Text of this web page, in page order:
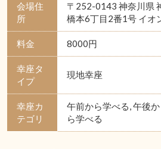
会場住
所
〒252-0143 神奈川県
橋本6丁目2番1号 イオ
料金 8000円
幸座タ
イプ
現地幸座
幸座カ
テゴリ
午前から学べる, 午後
ら学べる